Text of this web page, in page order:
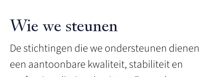
Wie we steunen
De stichtingen die we ondersteunen dienen
een aantoonbare kwaliteit, stabiliteit en